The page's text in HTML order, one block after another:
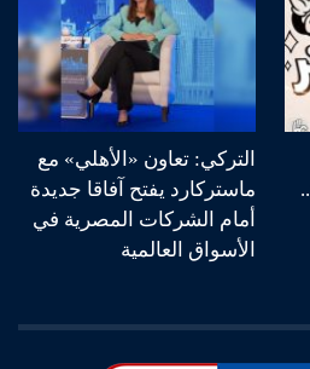
جديدة لعملاء حساب Start..
التركي: تعاون «الأهلي» مع
ماستركارد يفتح آفاقا جديدة
أمام الشركات المصرية في
الأسواق العالمية